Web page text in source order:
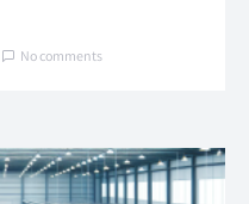
No comments